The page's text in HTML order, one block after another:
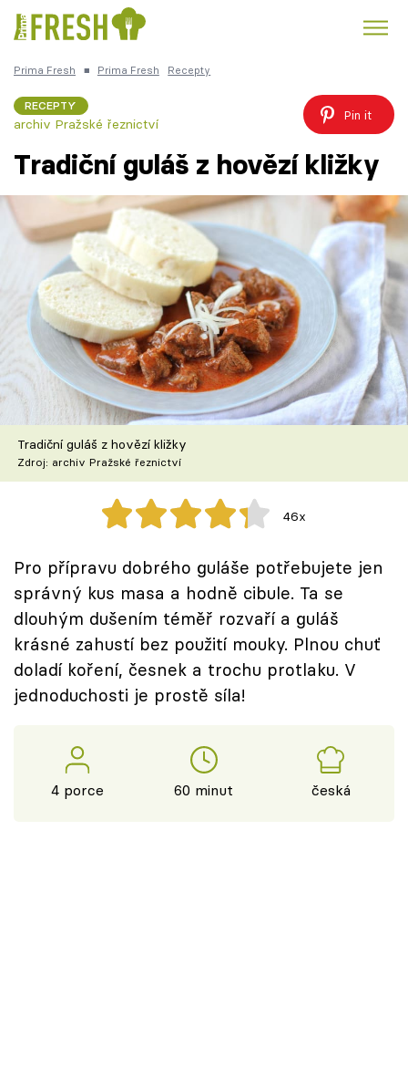
Česká kuchyně Čokoláda
Témata
Recepty
Články
TV Program
Škola vaření
Recepty z TV
Speciál: Cuketa
Těhotnej kuchař
Sledujte prima+
Přihlášení
Prima Fresh ■ Prima Fresh Recepty
RECEPTY
archiv Pražské řeznictví
Pin it
Tradiční guláš z hovězí kližky
Tradiční guláš z hovězí kližky
Zdroj: archiv Pražské řeznictví
46x
Pro přípravu dobrého guláše potřebujete jen
správný kus masa a hodně cibule. Ta se
dlouhým dušením téměř rozvaří a guláš
krásné zahustí bez použití mouky. Plnou chuť
doladí koření, česnek a trochu protlaku. V
jednoduchosti je prostě síla!
4 porce 60 minut česká